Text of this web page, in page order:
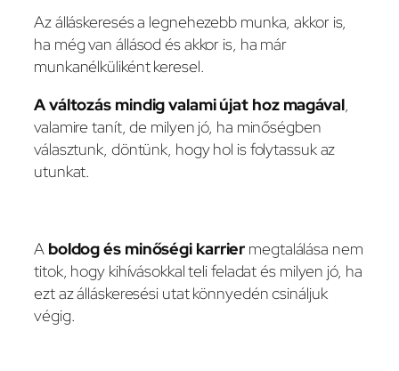
Az álláskeresés a legnehezebb munka, akkor is,
ha még van állásod és akkor is, ha már
munkanélküliként keresel.
A változás mindig valami újat hoz magával,
valamire tanít, de milyen jó, ha minőségben
választunk, döntünk, hogy hol is folytassuk az
utunkat.
A boldog és minőségi karrier megtalálása nem
titok, hogy kihívásokkal teli feladat és milyen jó, ha
ezt az álláskeresési utat könnyedén csináljuk
végig.